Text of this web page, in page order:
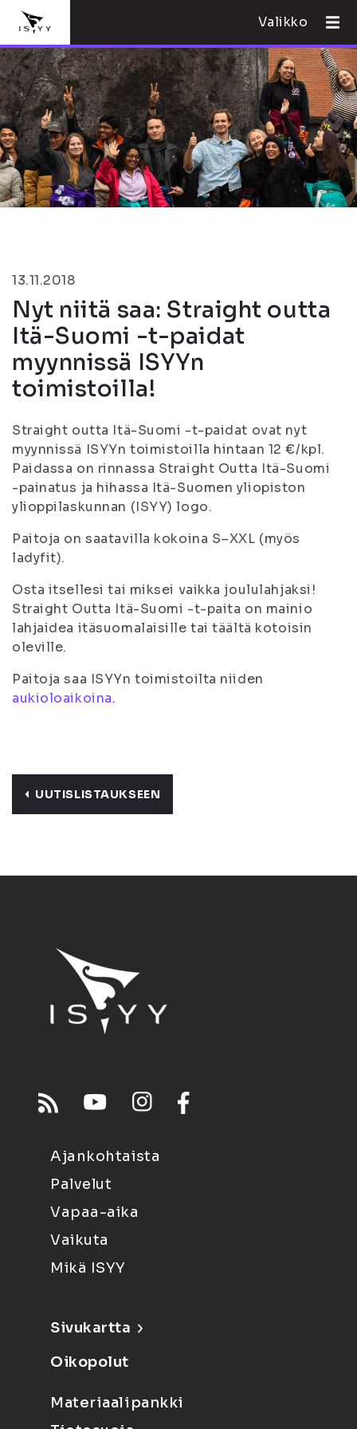
Valikko
13.11.2018
Nyt niitä saa: Straight outta
Itä-Suomi -t-paidat
myynnissä ISYYn
toimistoilla!
Straight outta Itä-Suomi -t-paidat ovat nyt
myynnissä ISYYn toimistoilla hintaan 12 €/kpl.
Paidassa on rinnassa Straight Outta Itä-Suomi
-painatus ja hihassa Itä-Suomen yliopiston
ylioppilaskunnan (ISYY) logo.
Paitoja on saatavilla kokoina S–XXL (myös
ladyfit).
Osta itsellesi tai miksei vaikka joululahjaksi!
Straight Outta Itä-Suomi -t-paita on mainio
lahjaidea itäsuomalaisille tai täältä kotoisin
oleville.
Paitoja saa ISYYn toimistoilta niiden
aukioloaikoina.
UUTISLISTAUKSEEN
Ajankohtaista
Palvelut
Vapaa-aika
Vaikuta
Mikä ISYY
Sivukartta
Oikopolut
Materiaalipankki